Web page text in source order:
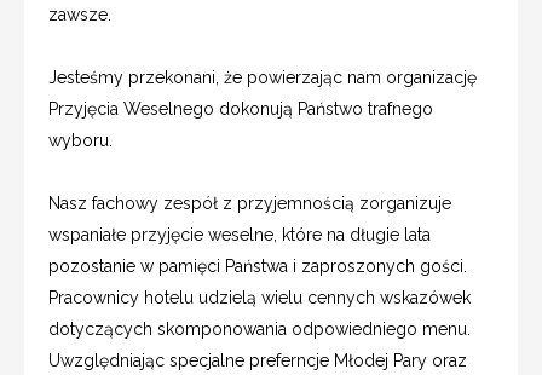
zawsze.
Jesteśmy przekonani, że powierzając nam organizację
Przyjęcia Weselnego dokonują Państwo trafnego
wyboru.
Nasz fachowy zespół z przyjemnością zorganizuje
wspaniałe przyjęcie weselne, które na długie lata
pozostanie w pamięci Państwa i zaproszonych gości.
Pracownicy hotelu udzielą wielu cennych wskazówek
dotyczących skomponowania odpowiedniego menu.
Uwzględniając specjalne preferncje Młodej Pary oraz